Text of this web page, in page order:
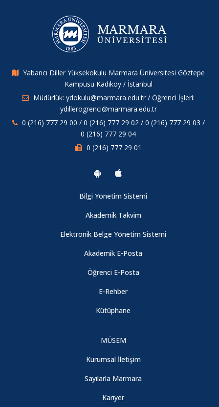
Yabancı Diller Yüksekokulu Marmara Üniversitesi Göztepe
Kampüsü Kadıköy / İstanbul
Müdürlük: ydokulu@marmara.edu.tr / Öğrenci İşleri:
ydillerogrenci@marmara.edu.tr
0 (216) 777 29 00 / 0 (216) 777 29 02 / 0 (216) 777 29 03 /
0 (216) 777 29 04
0 (216) 777 29 01
Bilgi Yönetim Sistemi
Akademik Takvim
Elektronik Belge Yönetim Sistemi
Akademik E-Posta
Öğrenci E-Posta
E-Rehber
Kütüphane
MÜSEM
Kurumsal İletişim
Sayılarla Marmara
Kariyer